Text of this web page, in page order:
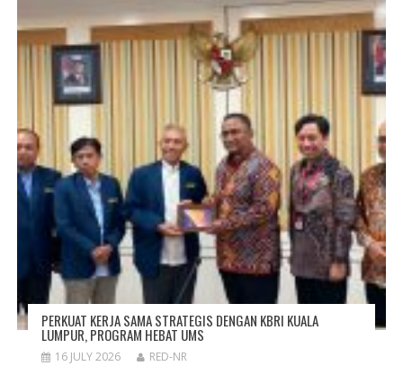
PERKUAT KERJA SAMA STRATEGIS DENGAN KBRI KUALA
LUMPUR, PROGRAM HEBAT UMS
16 JULY 2026 RED-NR